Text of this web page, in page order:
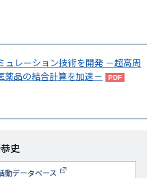
レーション技術を開発 －超高周
薬品の結合計算を加速－
史
動データベース